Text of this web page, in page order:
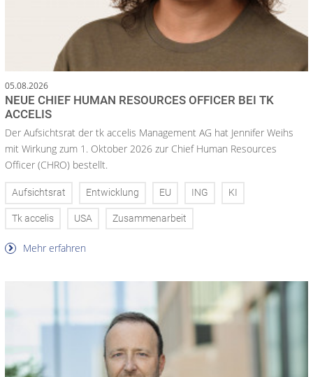
05.08.2026
NEUE CHIEF HUMAN RESOURCES OFFICER BEI TK
ACCELIS
Der Aufsichtsrat der tk accelis Management AG hat Jennifer Weihs
mit Wirkung zum 1. Oktober 2026 zur Chief Human Resources
Officer (CHRO) bestellt.
Aufsichtsrat Entwicklung EU ING KI
Tk accelis USA Zusammenarbeit
Mehr erfahren